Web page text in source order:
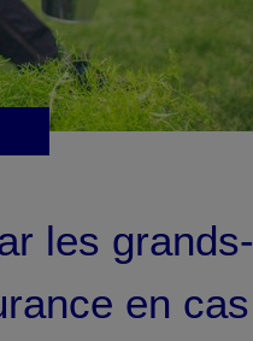
les grands-
en cas